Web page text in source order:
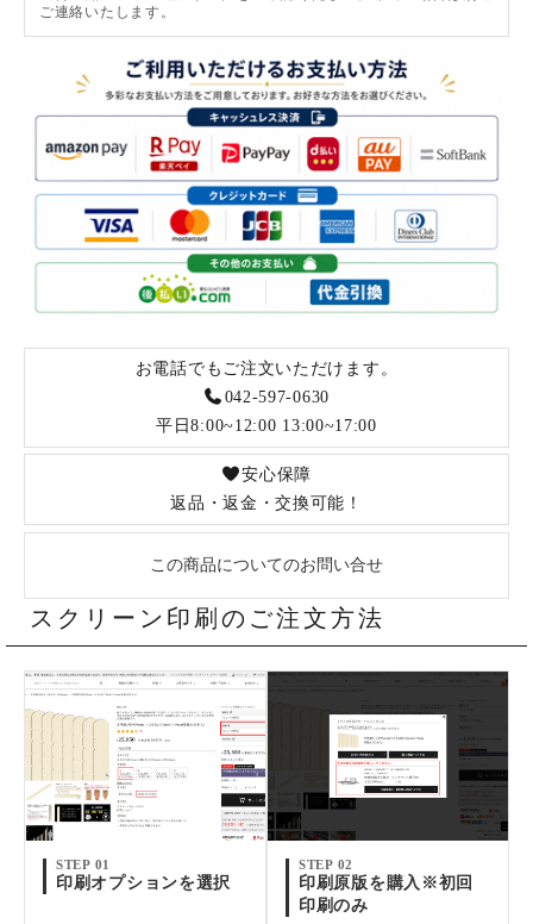
ご連絡いたします。
お電話でもご注文いただけます。
042-597-0630
平日8:00~12:00 13:00~17:00
安心保障
返品・返金・交換可能！
この商品についてのお問い合せ
スクリーン印刷のご注文方法
STEP 01
印刷オプションを選択
STEP 02
印刷原版を購入※初回
印刷のみ